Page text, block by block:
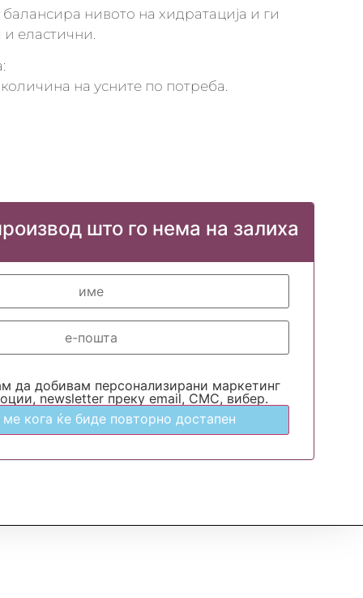
балансира нивото на хидратација и ги
еластични.
на усните по потреба.
што го нема на залиха
да добивам персонализирани маркетинг
newsletter преку email, СМС, вибер.
кога ќе биде повторно достапен